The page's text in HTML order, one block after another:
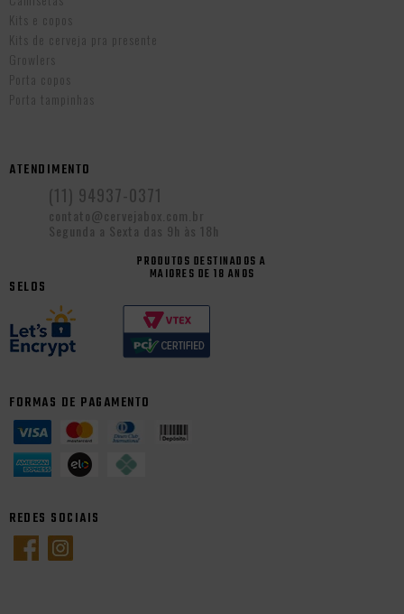
Kits e copos
Kits de cerveja pra presente
Growlers
Porta copos
Porta tampinhas
ATENDIMENTO
(11) 94937-0371
contato@cervejabox.com.br
Segunda a Sexta das 9h às 18h
PRODUTOS DESTINADOS A
MAIORES DE 18 ANOS
SELOS
FORMAS DE PAGAMENTO
REDES SOCIAIS